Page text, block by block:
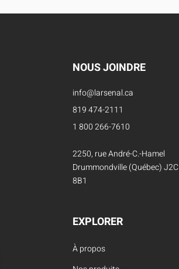
NOUS JOINDRE
info@larsenal.ca
819 474-2111
1 800 266-7610
2250, rue André-C.-Hamel
Drummondville (Québec) J2C
8B1
EXPLORER
À propos